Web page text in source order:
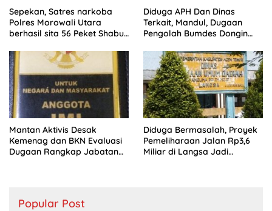
Sepekan, Satres narkoba
Polres Morowali Utara
berhasil sita 56 Peket Shabu
pelaku
Diduga APH Dan Dinas
Terkait, Mandul, Dugaan
Pengolah Bumdes Dongin
Program Pemerintah.
Mantan Aktivis Desak
Kemenag dan BKN Evaluasi
Dugaan Rangkap Jabatan
Diduga Bermasalah, Proyek
Pemeliharaan Jalan Rp3,6
Miliar di Langsa Jadi
Popular Post